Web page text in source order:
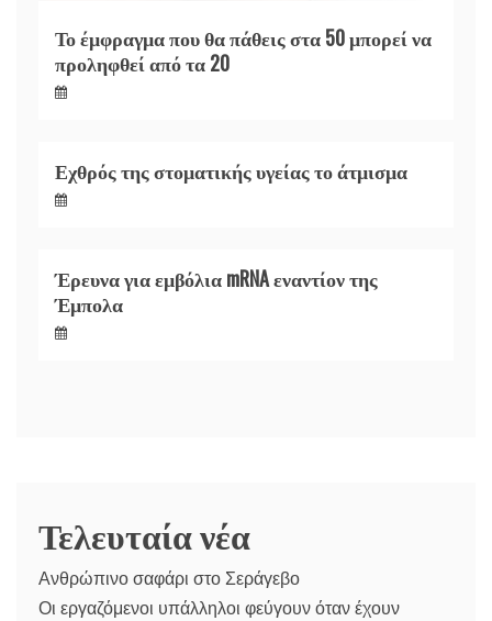
Το έμφραγμα που θα πάθεις στα 50 μπορεί να
προληφθεί από τα 20
Εχθρός της στοματικής υγείας το άτμισμα
Έρευνα για εμβόλια mRNA εναντίον της
Έμπολα
Τελευταία νέα
Ανθρώπινο σαφάρι στο Σεράγεβο
Οι εργαζόμενοι υπάλληλοι φεύγουν όταν έχουν